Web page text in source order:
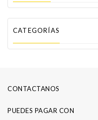
CATEGORÍAS
CONTACTANOS
PUEDES PAGAR CON